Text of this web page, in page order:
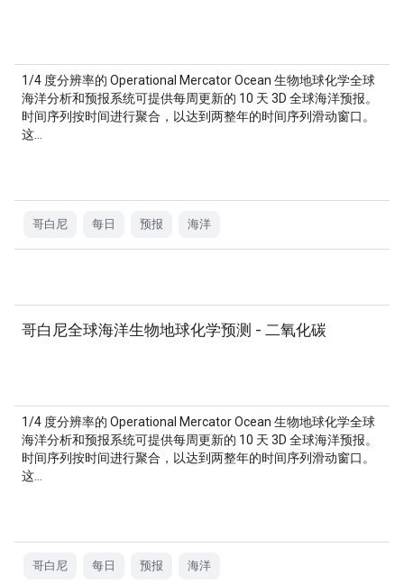
1/4 度分辨率的 Operational Mercator Ocean 生物地球化学全球
海洋分析和预报系统可提供每周更新的 10 天 3D 全球海洋预报。
时间序列按时间进行聚合，以达到两整年的时间序列滑动窗口。
这…
哥白尼 每日 预报 海洋
哥白尼全球海洋生物地球化学预测 - 二氧化碳
1/4 度分辨率的 Operational Mercator Ocean 生物地球化学全球
海洋分析和预报系统可提供每周更新的 10 天 3D 全球海洋预报。
时间序列按时间进行聚合，以达到两整年的时间序列滑动窗口。
这…
哥白尼 每日 预报 海洋